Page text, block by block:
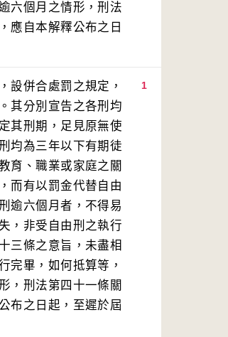
六個月之情形，刑法
應自本解釋公布之日
1
併合處罰之規定，
其分別宣告之各刑均
其刑期，足見原無使
均為三年以下有期徒
育、職業或家庭之關
而有以罰金代替自由
逾六個月者，不得易
，非受自由刑之執行
三條之意旨，未盡相
完畢，如何抵算等，
，刑法第四十一條關
布之日起，至遲於屆